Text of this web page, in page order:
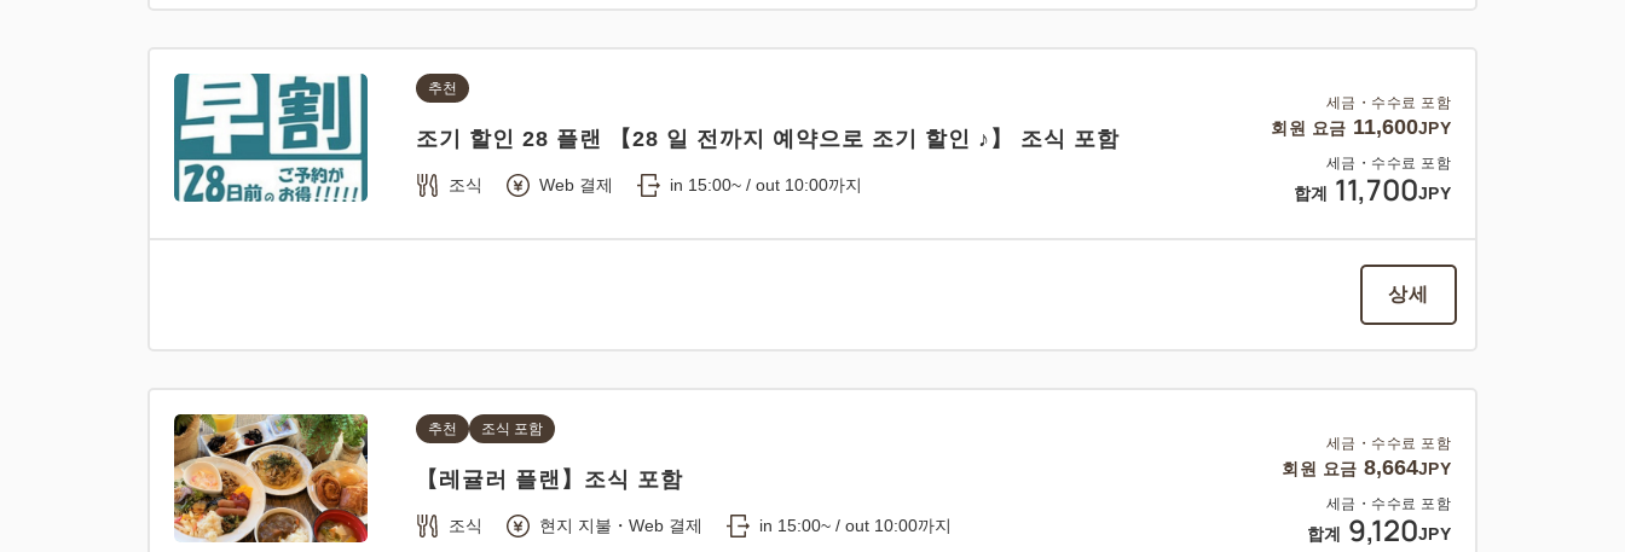
세금・수수료 포함
회원 요금 11,600JPY
세금・수수료 포함
합계 11,700JPY
추천
조기 할인 28 플랜 【28 일 전까지 예약으로 조기 할인 ♪】 조식 포함
조식 Web 결제 in 15:00~ / out 10:00까지
상세
세금・수수료 포함
회원 요금 8,664JPY
세금・수수료 포함
합계 9,120JPY
추천 조식 포함
【레귤러 플랜】조식 포함
조식 현지 지불・Web 결제 in 15:00~ / out 10:00까지